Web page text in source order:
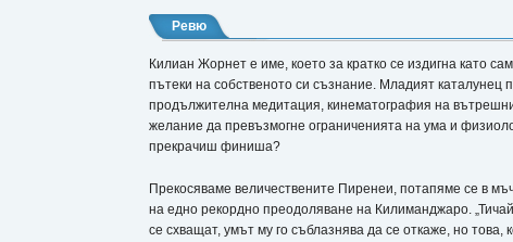
Ревю
Килиан Жорнет е име, което за кратко се издигна като
пътеки на собственото си съзнание. Младият
продължителна медитация, кинематография на
желание да превъзмогне ограниченията на ума и
прекрачиш финиша?
Прекосяваме величествените Пиренеи, потапяме се в
на едно рекордно преодоляване на Килиманджаро.
се схващат, умът му го съблазнява да се откаже, но